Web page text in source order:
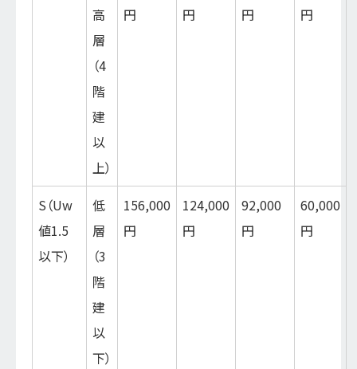
高
層
（4
階
建
以
上）
円 円 円 円
S（Uw
値1.5
以下）
低
層
（3
階
建
以
下）
156,000
円
124,000
円
92,000
円
60,000
円